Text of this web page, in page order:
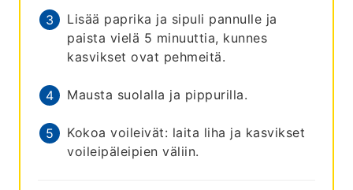
Lisää paprika ja sipuli pannulle ja
paista vielä 5 minuuttia, kunnes
kasvikset ovat pehmeitä.
Mausta suolalla ja pippurilla.
Kokoa voileivät: laita liha ja kasvikset
voileipäleipien väliin.